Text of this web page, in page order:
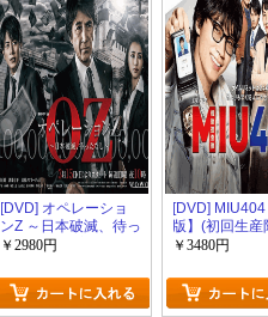
[DVD] オペレーショ
ンZ ～日本破滅、待っ
たなし～ 【完全版】
￥2980円
[DVD]
版】(初回生産
￥3480円